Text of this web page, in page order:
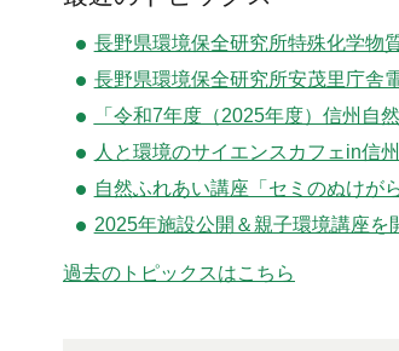
長野県環境保全研究所特殊化学物
長野県環境保全研究所安茂里庁舎
「令和7年度（2025年度）信州自
人と環境のサイエンスカフェin信
自然ふれあい講座「セミのぬけが
2025年施設公開＆親子環境講座を
過去のトピックスはこちら